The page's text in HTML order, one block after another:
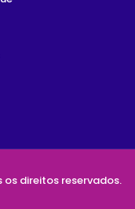
direitos reservados.